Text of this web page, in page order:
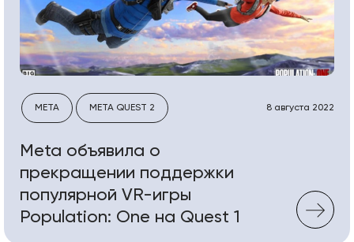
META META QUEST 2 8 августа 2022
Meta объявила о
прекращении поддержки
популярной VR-игры
Population: One на Quest 1